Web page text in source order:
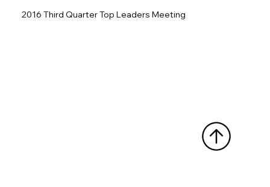
2016 Third Quarter Top Leaders Meeting